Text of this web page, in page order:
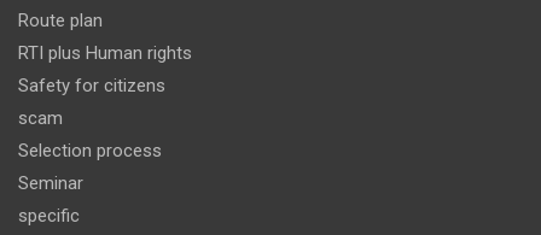
Route plan
RTI plus Human rights
Safety for citizens
scam
Selection process
Seminar
specific